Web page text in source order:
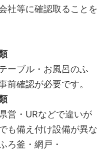
社等に確認取ることを
ーブル・お風呂のふ
前確認が必要です。
営・URなどで違いが
も備え付け設備が異な
ろ釜・網戸・